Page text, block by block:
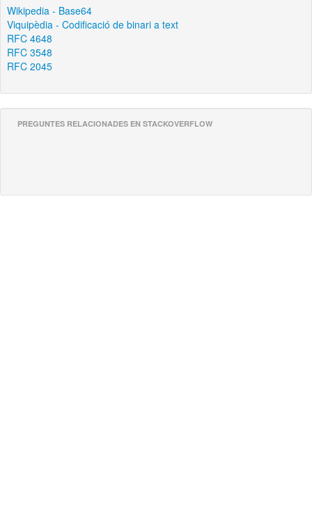
Wikipedia - Base64
Viquipèdia - Codificació de binari a text
RFC 4648
RFC 3548
RFC 2045
PREGUNTES RELACIONADES EN STACKOVERFLOW